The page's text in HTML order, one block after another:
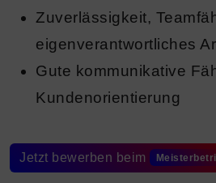
Zuverlässigkeit,
eigenverantwortliches
Gute kommunikative
Kundenorientierung
Jetzt bewerben beim